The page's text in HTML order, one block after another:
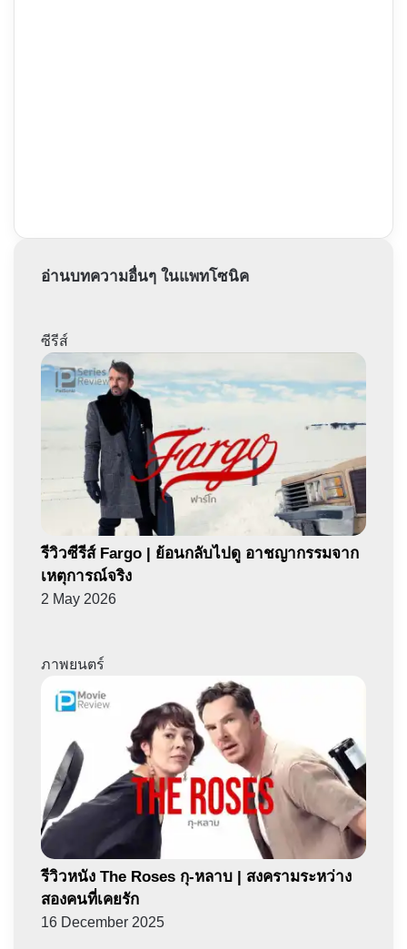
อ่านบทความอื่นๆ ในแพทโซนิค
ซีรีส์
รีวิวซีรีส์ Fargo | ย้อนกลับไปดู อาชญากรรมจาก
เหตุการณ์จริง
2 May 2026
ภาพยนตร์
รีวิวหนัง The Roses กุ-หลาบ | สงครามระหว่าง
สองคนที่เคยรัก
16 December 2025